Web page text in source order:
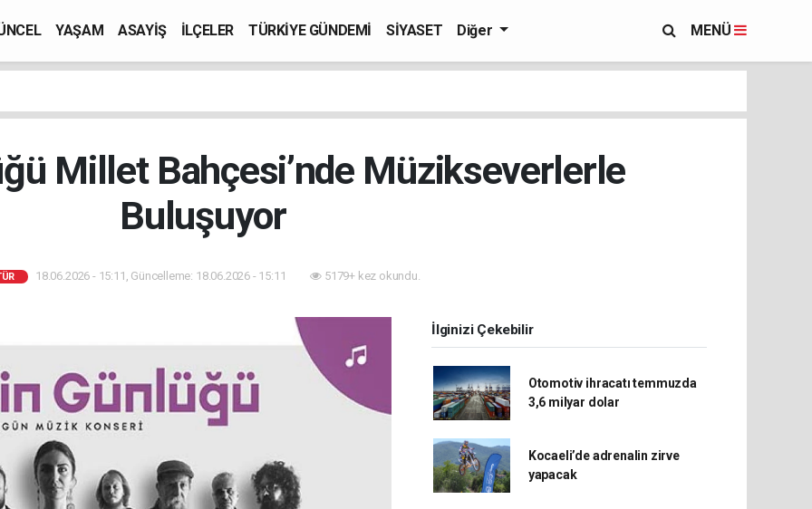
YAŞAM ASAYİŞ İLÇELER TÜRKİYE GÜNDEMİ SİYASET Diğer MENÜ
Millet Bahçesi’nde Müzikseverlerle
Buluşuyor
18.06.2026 - 15:11, Güncelleme: 18.06.2026 - 15:11 5179+ kez okundu.
İlginizi Çekebilir
Otomotiv ihracatı temmuzda
3,6 milyar dolar
Kocaeli’de adrenalin zirve
yapacak